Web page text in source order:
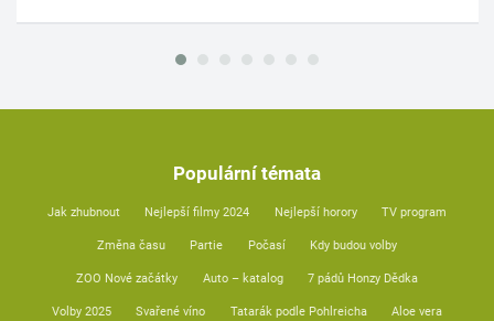
Populární témata
Jak zhubnout Nejlepší filmy 2024 Nejlepší horory TV program
Změna času Partie Počasí Kdy budou volby
ZOO Nové začátky Auto – katalog 7 pádů Honzy Dědka
Volby 2025 Svařené víno Tatarák podle Pohlreicha Aloe vera